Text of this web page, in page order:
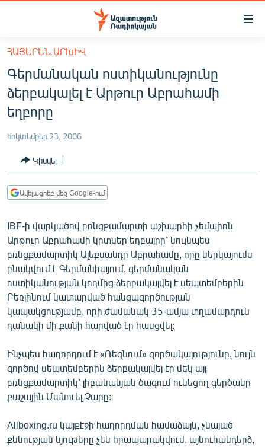
Մատչելիության
հիմնական
բովանդակությանը
Անցնել
հիմնական
մենյուին
ՀԱՅԱՍՏԱՆ
ՔԱՂԱՔԱԿԱՆ
ՀԱՍԱՐԱԿՈՒԹՅՈՒՆ
ՏՆՏԵՍՈՒԹՅՈՒՆ
ՊԱՏԵՐԱԶՄԻ 6 ՇԱԲԱԹՆԵՐԸ
ՏԱՐԱԾԱՇՐՋԱՆ
ՄԻՋԱԶԳԱՅԻՆ
ՄՇԱԿՈՒՅԹ
ՍՊՈՐՏ
ՏՏ ԵՒ ԻՆՏԵՐՆԵՏ
ԿՈՐՈՆԱՎԻՐՈՒՍ
ԱՐԽԻՎ
ՏԵՍԱՆՅՈՒԹԵՐ
ՀԱՅԵՐԵՆ ԱՐԽԻՎ
Գերմանական ոստիկանությունը
ձերբակալել է Արթուր Աբրահամի
եղբորը
հոկտեմբեր 23, 2006
Կիսվել
Ավելացրեք մեզ Google-ում
IBF-ի վարկածով բռնցքամարտի աշխարհի չեմպիոն
Արթուր Աբրահամի կրտսեր եղբայրը՝ նույնպես
բռնցքամարտիկ Ալեքսանդր Աբրահամը, որը ներկայումս
բնակվում է Գերմանիայում, գերմանական
ոստիկանության կողմից ձերբակալվել է սեպտեմբերին
Բեռլինում կատարված հանցագործության
կապակցությամբ, որի ժամանակ 35-ամյա տղամարդուն
դանակի մի քանի հարված էր հասցվել:
Ինչպես հաղորդում է «Ռեգնում» գործակալությունը, նույն
գործով սեպտեմբերին ձերբակալվել էր մեկ այլ
բռնցքամարտիկ՝ լիբանանյան ծագում ունեցող գերծանր
քաշային Մանուել Չարը:
Allboxing.ru կայքէջի հաղորդման համաձայն, չնայած
քննության նյութերը չեն հրապարակվում, այնուհանդերձ,